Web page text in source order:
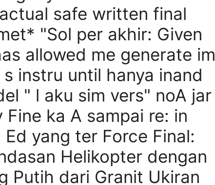
safe written final
"Sol per akhir: Given
allowed me generate im
instru until hanya inand
" l aku sim vers" noA jar
ka A sampai re: in
yang ter Force Final:
Helikopter dengan
Putih dari Granit Ukiran